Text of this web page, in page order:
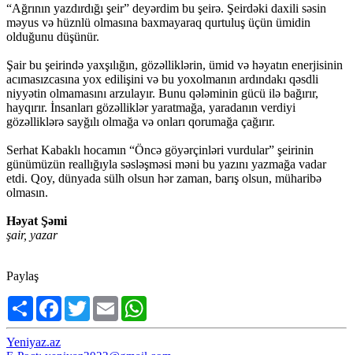
“Ağrının yazdırdığı şeir” deyərdim bu şeirə. Şeirdəki daxili səsin
məyus və hüznlü olmasına baxmayaraq qurtuluş üçün ümidin
olduğunu düşünür.
Şair bu şeirində yaxşılığın, gözəlliklərin, ümid və həyatın enerjisinin
acımasızcasına yox edilişini və bu yoxolmanın ardındakı qəsdli
niyyətin olmamasını arzulayır. Bunu qələminin gücü ilə bağırır,
hayqırır. İnsanları gözəlliklər yaratmağa, yaradanın verdiyi
gözəlliklərə sayğılı olmağa və onları qorumağa çağırır.
Serhat Kabaklı hocamın “Öncə göyərçinləri vurdular” şeirinin
günümüzün reallığıyla səsləşməsi məni bu yazını yazmağa vadar
etdi. Qoy, dünyada sülh olsun hər zaman, barış olsun, müharibə
olmasın.
Həyat Şəmi
şair, yazar
Paylaş
Share Facebook
TwitterEmail
Yeniyaz.az